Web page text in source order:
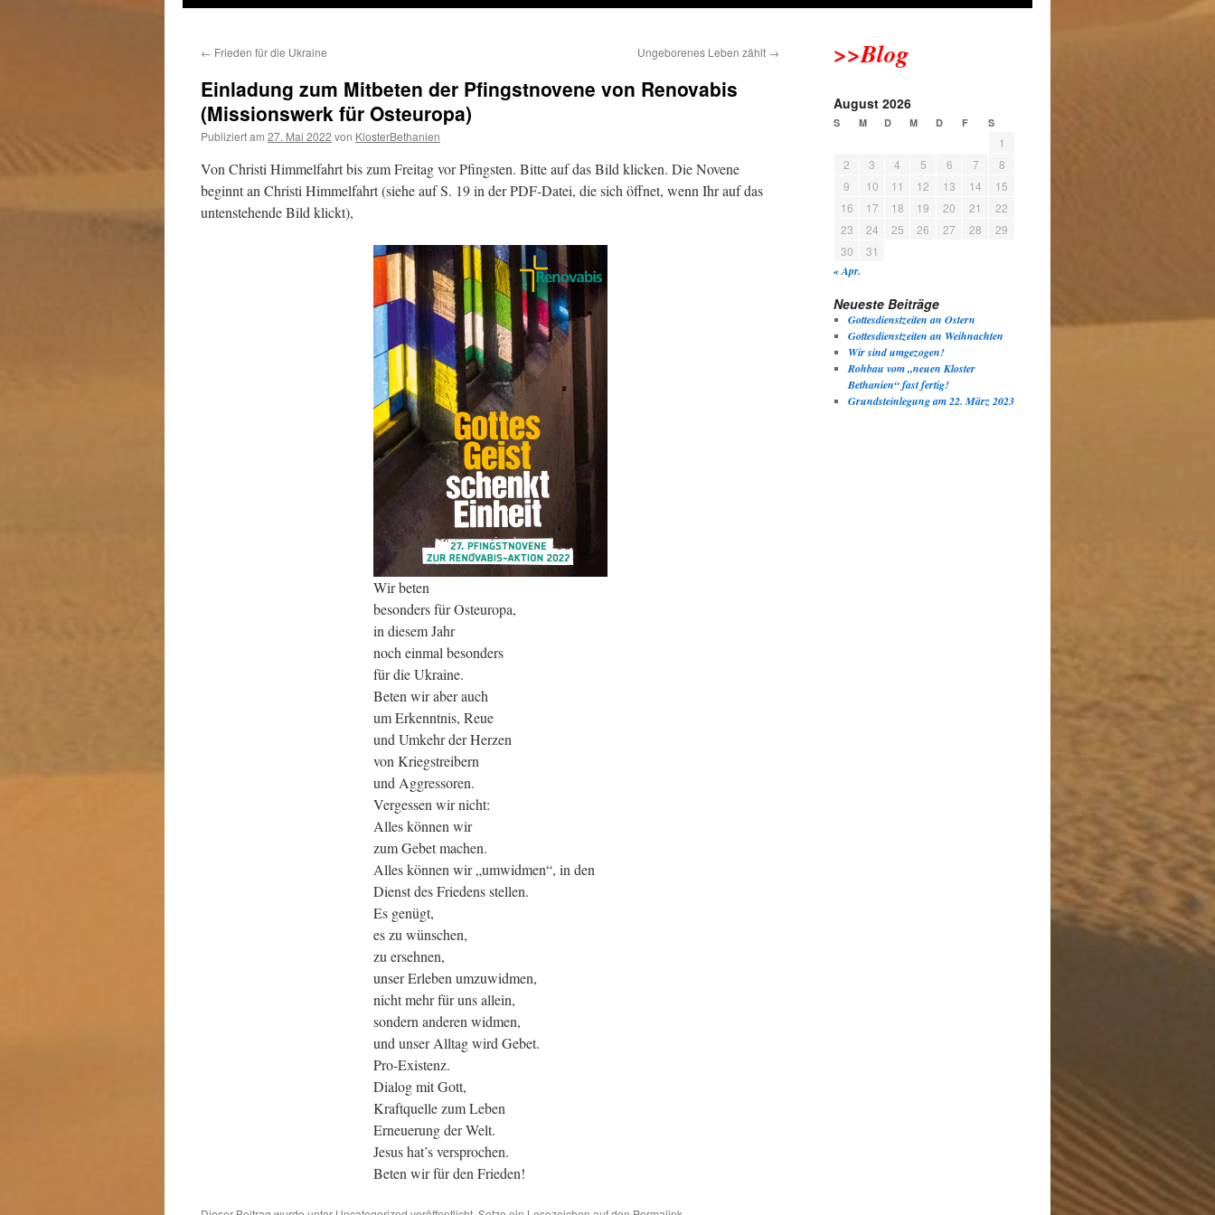
Inhalt
← Frieden für die Ukraine Ungeborenes Leben zählt →
Einladung zum Mitbeten der Pfingstnovene von Renovabis
(Missionswerk für Osteuropa)
Publiziert am 27. Mai 2022 von KlosterBethanien
Von Christi Himmelfahrt bis zum Freitag vor Pfingsten. Bitte auf das Bild klicken. Die Novene
beginnt an Christi Himmelfahrt (siehe auf S. 19 in der PDF-Datei, die sich öffnet, wenn Ihr auf das
untenstehende Bild klickt),
Wir beten
besonders für Osteuropa,
in diesem Jahr
noch einmal besonders
für die Ukraine.
Beten wir aber auch
um Erkenntnis, Reue
und Umkehr der Herzen
von Kriegstreibern
und Aggressoren.
Vergessen wir nicht:
Alles können wir
zum Gebet machen.
Alles können wir „umwidmen“, in den
Dienst des Friedens stellen.
Es genügt,
es zu wünschen,
zu ersehnen,
unser Erleben umzuwidmen,
nicht mehr für uns allein,
sondern anderen widmen,
und unser Alltag wird Gebet.
Pro-Existenz.
Dialog mit Gott,
Kraftquelle zum Leben
Erneuerung der Welt.
Jesus hat’s versprochen.
Beten wir für den Frieden!
>>Blog
August 2026
S M D M D F S
1
2
3 4 5 6 7
8
9
10 11 12 13 14
15
16
17 18 19 20 21
22
23
24 25 26 27 28
29
30
31
« Apr.
Neueste Beiträge
Gottesdienstzeiten an Ostern
Gottesdienstzeiten an Weihnachten
Wir sind umgezogen!
Rohbau vom „neuen Kloster
Bethanien“ fast fertig!
Grundsteinlegung am 22. März 2023